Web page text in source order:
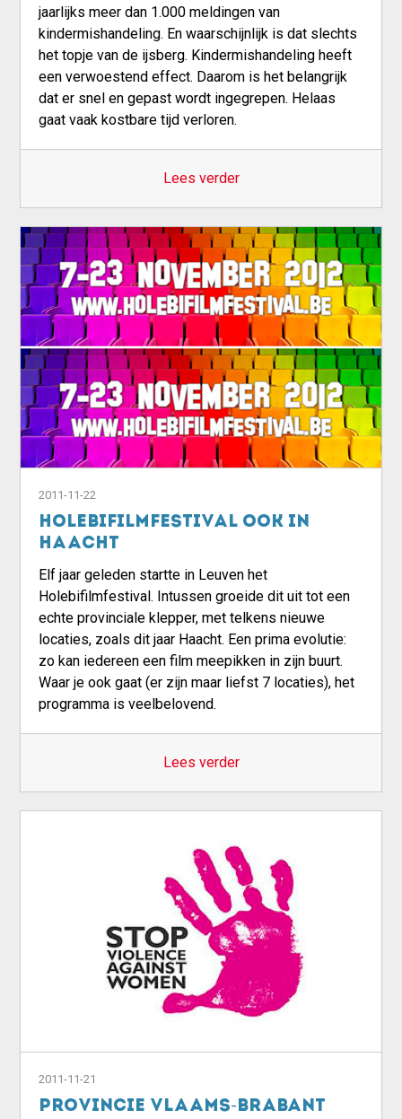
jaarlijks meer dan 1.000 meldingen van
kindermishandeling. En waarschijnlijk is dat slechts
het topje van de ijsberg. Kindermishandeling heeft
een verwoestend effect. Daarom is het belangrijk
dat er snel en gepast wordt ingegrepen. Helaas
gaat vaak kostbare tijd verloren.
Lees verder
2011-11-22
Holebifilmfestival ook in
Haacht
Elf jaar geleden startte in Leuven het
Holebifilmfestival. Intussen groeide dit uit tot een
echte provinciale klepper, met telkens nieuwe
locaties, zoals dit jaar Haacht. Een prima evolutie:
zo kan iedereen een film meepikken in zijn buurt.
Waar je ook gaat (er zijn maar liefst 7 locaties), het
programma is veelbelovend.
Lees verder
2011-11-21
Provincie Vlaams-Brabant